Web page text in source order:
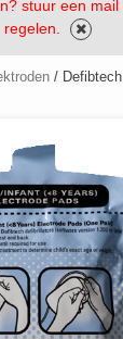
stuur een
regelen.
/